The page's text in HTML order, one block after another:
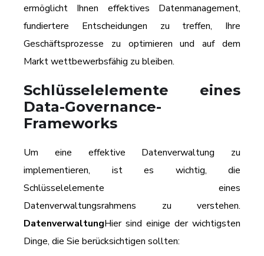
ermöglicht Ihnen effektives Datenmanagement,
fundiertere Entscheidungen zu treffen, Ihre
Geschäftsprozesse zu optimieren und auf dem
Markt wettbewerbsfähig zu bleiben.
Schlüsselelemente eines
Data-Governance-
Frameworks
Um eine effektive Datenverwaltung zu
implementieren, ist es wichtig, die
Schlüsselelemente eines
Datenverwaltungsrahmens zu verstehen.
DatenverwaltungHier sind einige der wichtigsten
Dinge, die Sie berücksichtigen sollten: